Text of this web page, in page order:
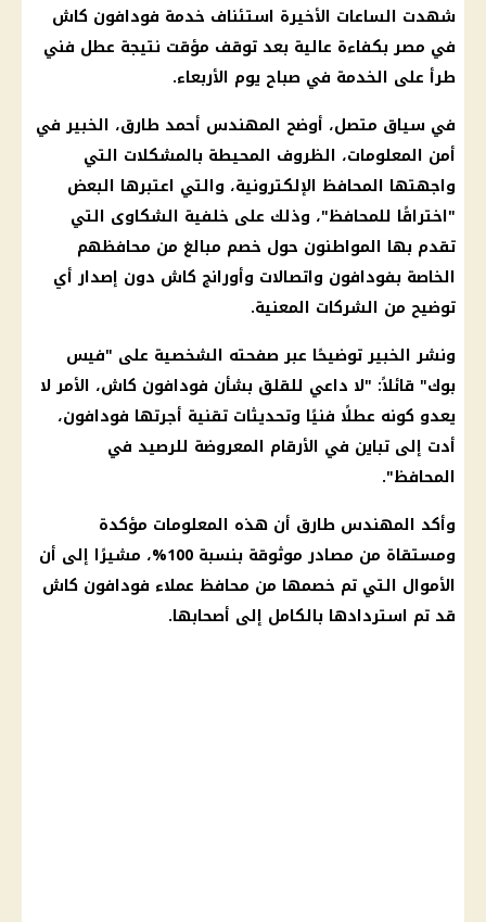
شهدت الساعات الأخيرة استئناف خدمة فودافون كاش
في مصر بكفاءة عالية بعد توقف مؤقت نتيجة عطل فني
طرأ على الخدمة في صباح يوم الأربعاء.
في سياق متصل، أوضح المهندس أحمد طارق، الخبير في
أمن المعلومات، الظروف المحيطة بالمشكلات التي
واجهتها المحافظ الإلكترونية، والتي اعتبرها البعض
"اختراقًا للمحافظ"، وذلك على خلفية الشكاوى التي
تقدم بها المواطنون حول خصم مبالغ من محافظهم
الخاصة بفودافون واتصالات وأورانج كاش دون إصدار أي
توضيح من الشركات المعنية.
ونشر الخبير توضيحًا عبر صفحته الشخصية على "فيس
بوك" قائلاً: "لا داعي للقلق بشأن فودافون كاش، الأمر لا
يعدو كونه عطلًا فنيًا وتحديثات تقنية أجرتها فودافون،
أدت إلى تباين في الأرقام المعروضة للرصيد في
المحافظ".
وأكد المهندس طارق أن هذه المعلومات مؤكدة
ومستقاة من مصادر موثوقة بنسبة 100%، مشيرًا إلى أن
الأموال التي تم خصمها من محافظ عملاء فودافون كاش
قد تم استردادها بالكامل إلى أصحابها.